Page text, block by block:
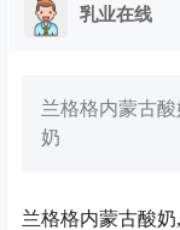
乳业在线
兰格格内蒙古
奶
兰格格内蒙古酸